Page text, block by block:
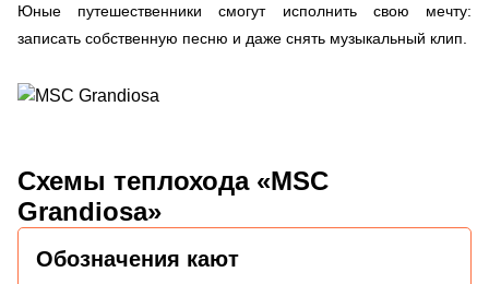
Юные путешественники смогут исполнить свою мечту:
записать собственную песню и даже снять музыкальный клип.
Схемы теплохода «MSC
Grandiosa»
Обозначения кают